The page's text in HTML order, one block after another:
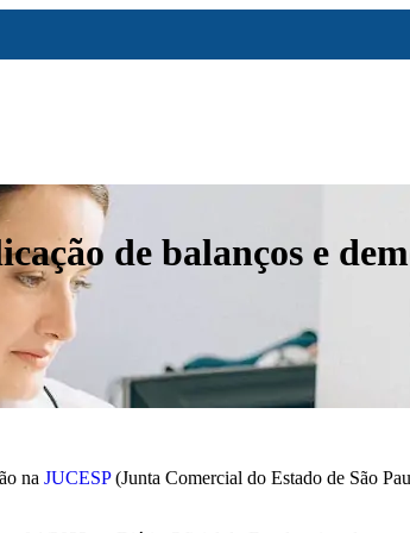
de balanços e
na JUCESP(Junta Comercial do Estado de São